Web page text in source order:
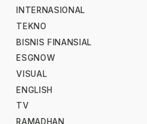
INTERNASIONAL
TEKNO
BISNIS FINANSIAL
ESGNOW
VISUAL
ENGLISH
TV
RAMADHAN